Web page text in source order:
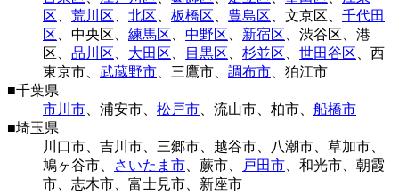
区
荒川区 北区 板橋区 豊島区 文京区
千代田
区
中央区 練馬区 中野区 新宿区 渋谷区
港
区
品川区 大田区 目黒区 杉並区 世田谷区
西
東京市
武蔵野市 三鷹市 調布市
狛江市
■千葉県
市川市
浦安市 松戸市 流山市 柏市
船橋市
■埼玉県
川口市
吉川市 三郷市 越谷市 八潮市 草加市
鳩ヶ谷市
さいたま市 蕨市 戸田市 和光市
朝霞
市
志木市 富士見市 新座市